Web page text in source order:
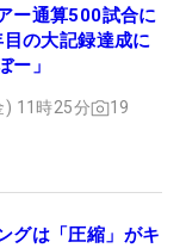
ー通算500試合に
の大記録達成に
ー」
) 11時25分 19
グは「圧縮」がキ